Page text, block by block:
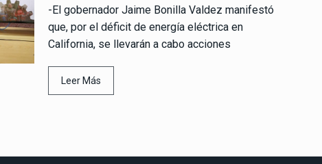
-El gobernador Jaime Bonilla Valdez manifestó
que, por el déficit de energía eléctrica en
California, se llevarán a cabo acciones
Leer Más